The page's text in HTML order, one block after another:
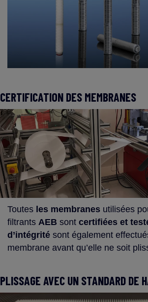
CERTIFICATION DES MEMBRANES
Toutes les membranes utilisées
filtrants AEB sont certifiées et
d’intégrité sont également
membrane avant qu’elle ne soit
PLISSAGE AVEC UN STANDARD DE